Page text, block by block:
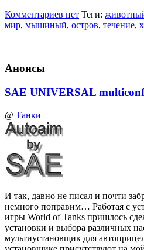
Комментариев нет Теги:
мир, мышиный, остров, течение,
Анонсы
SAE UNIVERSAL
@ Танки
И так, давно не писал и почти
немного поправим… Работая с
игры World of Tanks пришлось
установки и выбора различных
мультиустановщик для